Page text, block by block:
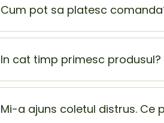
Cum pot sa platesc
Plata la livrare (ramburs) este cel
beneficiezi de o extra reducere de
In cat timp primesc produsul?
Produsul ajunge la tine in 1-2 zile
Mi-a ajuns coletul distrus. Ce